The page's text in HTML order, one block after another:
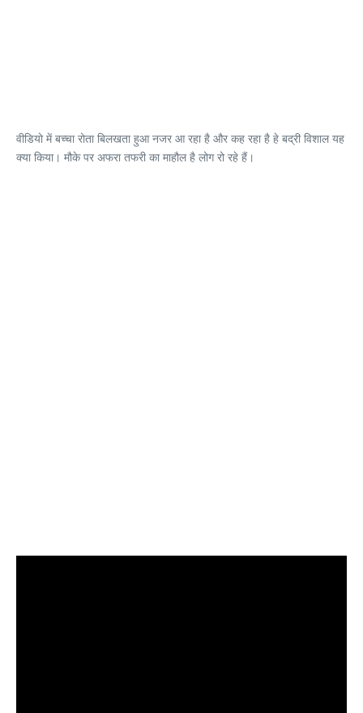
वीडियो में बच्चा रोता बिलखता हुआ नजर आ रहा है और कह रहा है हे बद्री विशाल यह
क्या किया। मौके पर अफरा तफरी का माहौल है लोग रो रहे हैं।